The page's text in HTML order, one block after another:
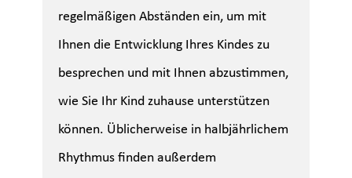
regelmäßigen Abständen ein, um mit
Ihnen die Entwicklung Ihres Kindes zu
besprechen und mit Ihnen abzustimmen,
wie Sie Ihr Kind zuhause unterstützen
können. Üblicherweise in halbjährlichem
Rhythmus finden außerdem